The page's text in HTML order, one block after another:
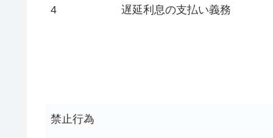
4 遅延利息の支払い義務
禁止行為